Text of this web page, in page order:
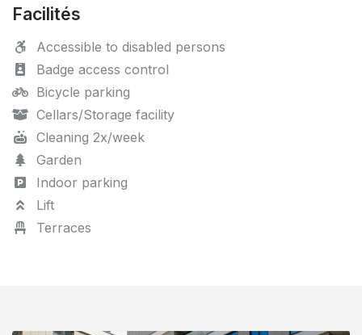
Facilités
Accessible to disabled persons
Badge access control
Bicycle parking
Cellars/Storage facility
Cleaning 2x/week
Garden
Indoor parking
Lift
Terraces